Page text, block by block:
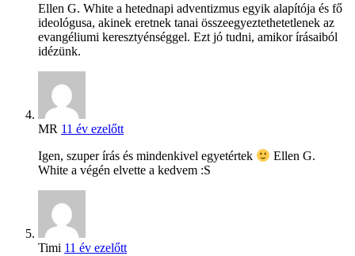
Ellen G. White a hetednapi adventizmus egyik alapítója és fő
ideológusa, akinek eretnek tanai összeegyeztethetetlenek az
evangéliumi keresztyénséggel. Ezt jó tudni, amikor írásaiból
idézünk.
MR 11 év ezelőtt
Igen, szuper írás és mindenkivel egyetértek
Ellen G.
White a végén elvette a kedvem :S
Timi 11 év ezelőtt